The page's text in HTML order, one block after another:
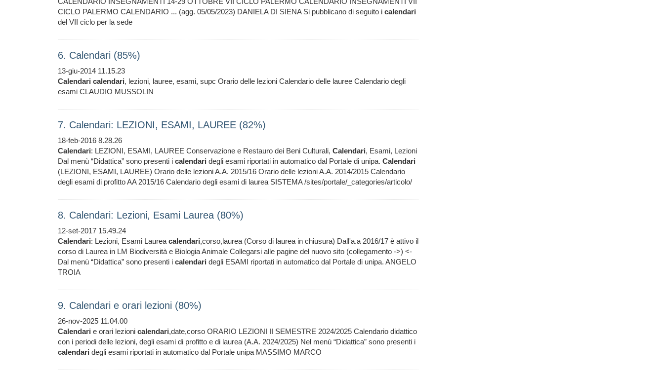
CICLO PALERMO CALENDARIO ... (agg. 05/05/2023) DANIELA DI SIENA Si pubblicano di seguito i calendari
del VII ciclo per la sede
6. Calendari (85%)
13-giu-2014 11.15.23
Calendari calendari, lezioni, lauree, esami, supc Orario delle lezioni Calendario delle lauree Calendario degli
esami CLAUDIO MUSSOLIN
7. Calendari: LEZIONI, ESAMI, LAUREE (82%)
18-feb-2016 8.28.26
Calendari: LEZIONI, ESAMI, LAUREE Conservazione e Restauro dei Beni Culturali, Calendari, Esami, Lezioni
Dal menù “Didattica” sono presenti i calendari degli esami riportati in automatico dal Portale di unipa. Calendari
(LEZIONI, ESAMI, LAUREE) Orario delle lezioni A.A. 2015/16 Orario delle lezioni A.A. 2014/2015 Calendario
degli esami di profitto AA 2015/16 Calendario degli esami di laurea SISTEMA /sites/portale/_categories/articolo/
8. Calendari: Lezioni, Esami Laurea (80%)
12-set-2017 15.49.24
Calendari: Lezioni, Esami Laurea calendari,corso,laurea (Corso di laurea in chiusura) Dall'a.a 2016/17 è attivo il
corso di Laurea in LM Biodiversità e Biologia Animale Collegarsi alle pagine del nuovo sito (collegamento ->) <-
Dal menù “Didattica” sono presenti i calendari degli ESAMI riportati in automatico dal Portale di unipa. ANGELO
TROIA
9. Calendari e orari lezioni (80%)
26-nov-2025 11.04.00
Calendari e orari lezioni calendari,date,corso ORARIO LEZIONI II SEMESTRE 2024/2025 Calendario didattico
con i periodi delle lezioni, degli esami di profitto e di laurea (A.A. 2024/2025) Nel menù “Didattica” sono presenti i
calendari degli esami riportati in automatico dal Portale unipa MASSIMO MARCO